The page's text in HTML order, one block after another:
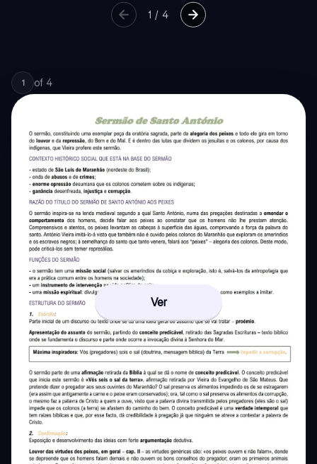
1 /4
1 of 4
Ver